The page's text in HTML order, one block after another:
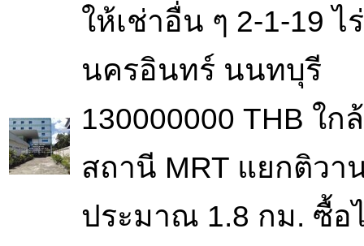
ให้เช่าอื่น ๆ 2-1-19 ไ
นครอินทร์ นนทบุรี
130000000 THB ใก
สถานี MRT แยกติวา
ประมาณ 1.8 กม. ซื้อ